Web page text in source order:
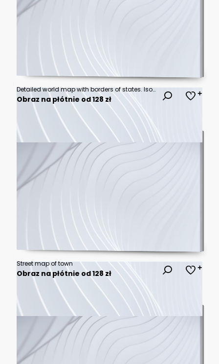
Detailed world map with borders of states. Isolated world map. Isolated on white background. Vector illustration
Obraz na płótnie od 128 zł
Street map of town
Obraz na płótnie od 128 zł